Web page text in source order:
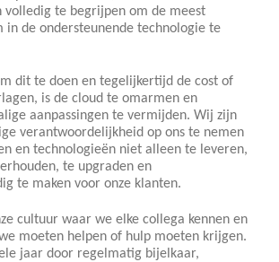
volledig te begrijpen om de meest
in de ondersteunende technologie te
dit te doen en tegelijkertijd de cost of
is de cloud te omarmen en
aanpassingen te vermijden. Wij zijn
verantwoordelijkheid op ons te nemen
en technologieën niet alleen te leveren,
te upgraden en
te maken voor onze klanten.
cultuur waar we elke collega kennen en
moeten helpen of hulp moeten krijgen.
jaar door regelmatig bijelkaar,